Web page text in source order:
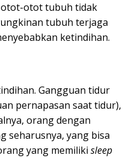
otot-otot tubuh tidak
tubuh terjaga
ketindihan.
Gangguan tidur
pernapasan saat tidur),
orang dengan
seharusnya, yang bisa
yang memiliki sleep